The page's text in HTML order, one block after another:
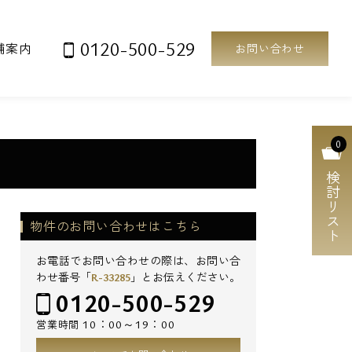
案内 0120-500-529 お問い合わせ
0
検討リスト
物件のお問い合わせはこちら
お電話でお問い合わせの際は、お問い合
わせ番号「R-33285 」とお伝えください。
0120-500-529
営業時間 10：00～19：00